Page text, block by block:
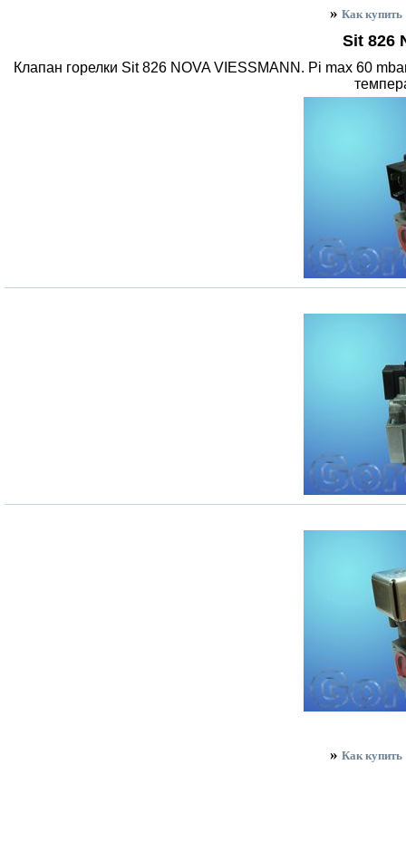
» Как
Sit 826
Клапан горелки Sit 826 NOVA VIESSMANN. Pi max 60
» Как